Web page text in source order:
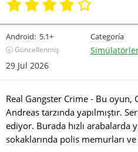
Android: 5.1+
🕣 Güncellenmiş
29 Jul 2026
Categoría
Real Gangster Crime - Bu oyun,
Andreas tarzında yapılmıştır.
ediyor. Burada hızlı arabalarda
sokaklarında polis memurları ve